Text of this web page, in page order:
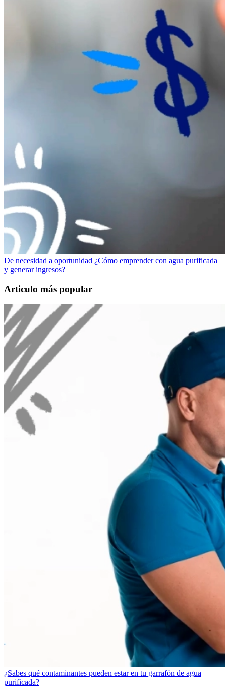
De necesidad a oportunidad ¿Cómo emprender con agua purificada
y generar ingresos?
Articulo más popular
¿Sabes qué contaminantes pueden estar en tu garrafón de agua
purificada?